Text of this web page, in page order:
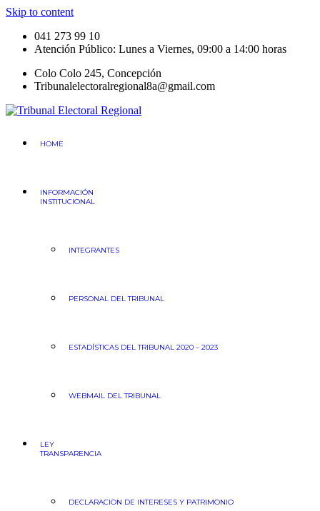
Skip to content
041 273 99 10
Atención Público: Lunes a Viernes, 09:00 a 14:00 horas
Colo Colo 245, Concepción
Tribunalelectoralregional8a@gmail.com
HOME
INFORMACIÓN
INSTITUCIONAL
INTEGRANTES
PERSONAL DEL TRIBUNAL
ESTADÍSTICAS DEL TRIBUNAL 2020 – 2023
WEBMAIL DEL TRIBUNAL
LEY
TRANSPARENCIA
DECLARACION DE INTERESES Y PATRIMONIO